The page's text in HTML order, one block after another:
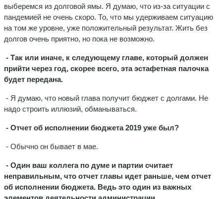
выберемся из долговой ямы. Я думаю, что из-за ситуации с
пандемией не очень скоро. То, что мы удерживаем ситуацию
на том же уровне, уже положительный результат. Жить без
долгов очень приятно, но пока не возможно.
- Так или иначе, к следующему главе, который должен
прийти через год, скорее всего, эта эстафетная палочка
будет передана.
- Я думаю, что новый глава получит бюджет с долгами. Не
надо строить иллюзий, обманываться.
- Отчет об исполнении бюджета 2019 уже был?
- Обычно он бывает в мае.
- Один ваш коллега по думе и партии считает
неправильным, что отчет главы идет раньше, чем отчет
об исполнении бюджета. Ведь это один из важных